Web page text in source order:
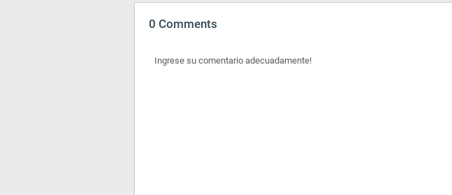
0 Comments
Ingrese su comentario adecuadamente!